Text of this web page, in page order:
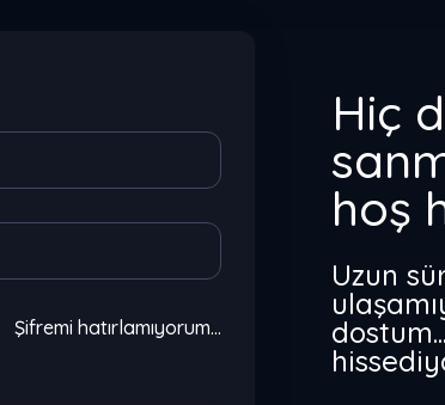
Şifremi hatırlamıyorum...
Hiç
hoş
Uzun